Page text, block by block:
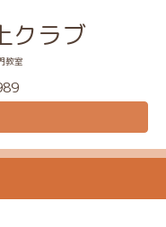
クラブ
教室